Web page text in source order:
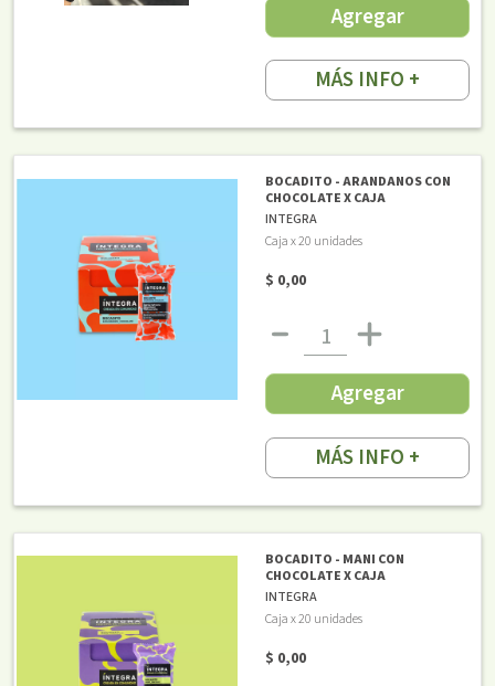
Agregar
MÁS INFO +
BOCADITO - ARANDANOS CON
CHOCOLATE X CAJA
INTEGRA
Caja x 20 unidades
$ 0,00
Agregar
MÁS INFO +
BOCADITO - MANI CON
CHOCOLATE X CAJA
INTEGRA
Caja x 20 unidades
$ 0,00